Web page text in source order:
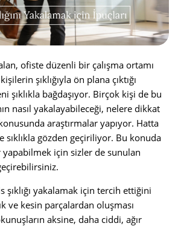
ofiste düzenli bir çalışma ortamı
şıklığıyla ön plana çıktığı
şıklıkla bağdaşıyor. Birçok kişi de bu
nasıl yakalayabileceği, nelere dikkat
araştırmalar yapıyor. Hatta
sıklıkla gözden geçiriliyor. Bu konuda
için sizler de sunulan
şıklığı yakalamak için tercih ettiğini
ve kesin parçalardan oluşması
aksine, daha ciddi, ağır